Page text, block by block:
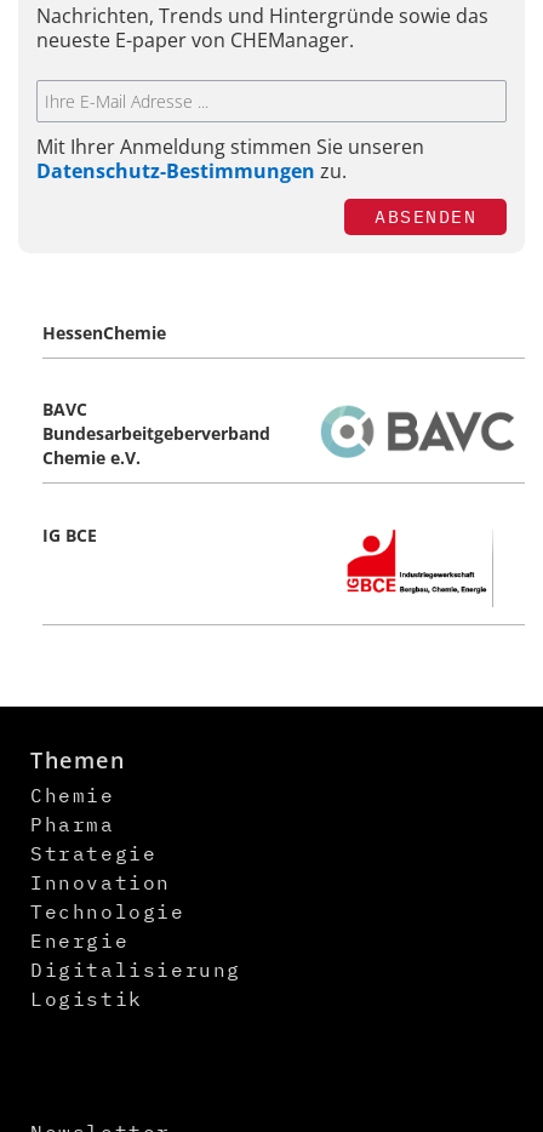
Nachrichten, Trends und Hintergründe sowie das
neueste E-paper von CHEManager.
Mit Ihrer Anmeldung stimmen Sie unseren
Datenschutz-Bestimmungen zu.
ABSENDEN
HessenChemie
BAVC
Bundesarbeitgeberverband
Chemie e.V.
IG BCE
Themen
Chemie
Pharma
Strategie
Innovation
Technologie
Energie
Digitalisierung
Logistik